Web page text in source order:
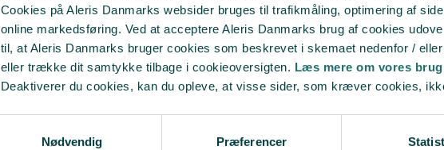
Cookies på Aleris Danmarks websider bruges til trafikmåling, optimering af
online markedsføring. Ved at acceptere Aleris Danmarks brug af cookies
til, at Aleris Danmarks bruger cookies som beskrevet i skemaet nedenfor /
eller trække dit samtykke tilbage i cookieoversigten. Læs mere om vores
Deaktiverer du cookies, kan du opleve, at visse sider, som kræver cookies,
Nødvendig
Præferencer
​Sådan har andre